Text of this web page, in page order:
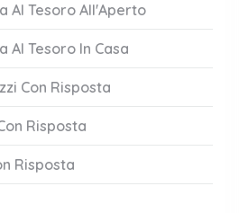
Al Tesoro All'Aperto
Al Tesoro In Casa
Con Risposta
Risposta
Risposta